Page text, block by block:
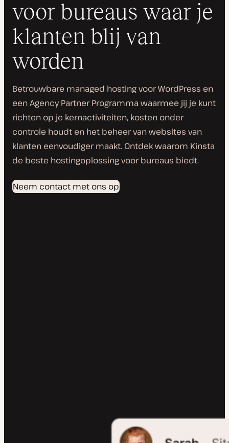
voor bureaus waar je
klanten blij van
worden
Betrouwbare managed hosting voor WordPress en
een Agency Partner Programma waarmee jij je kunt
richten op je kernactiviteiten, kosten onder
controle houdt en het beheer van websites van
klanten eenvoudiger maakt. Ontdek waarom Kinsta
de beste hostingoplossing voor bureaus biedt.
Neem contact met ons op